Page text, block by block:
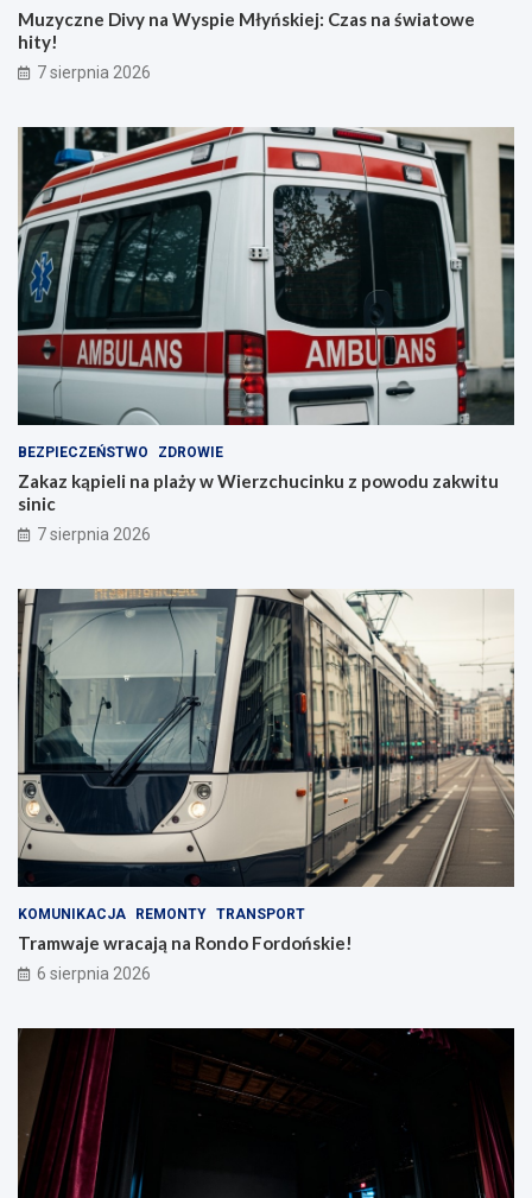
Muzyczne Divy na Wyspie Młyńskiej: Czas na światowe
hity!
7 sierpnia 2026
BEZPIECZEŃSTWO ZDROWIE
Zakaz kąpieli na plaży w Wierzchucinku z powodu zakwitu
sinic
7 sierpnia 2026
KOMUNIKACJA REMONTY TRANSPORT
Tramwaje wracają na Rondo Fordońskie!
6 sierpnia 2026